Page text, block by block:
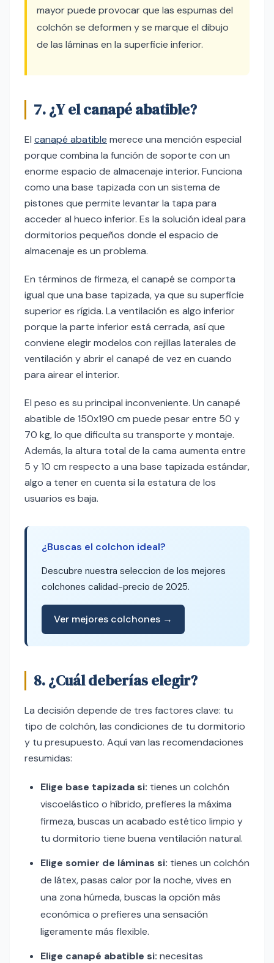
mayor puede provocar que las espumas del
colchón se deformen y se marque el dibujo
de las láminas en la superficie inferior.
7. ¿Y el canapé abatible?
El canapé abatible merece una mención especial
porque combina la función de soporte con un
enorme espacio de almacenaje interior. Funciona
como una base tapizada con un sistema de
pistones que permite levantar la tapa para
acceder al hueco inferior. Es la solución ideal para
dormitorios pequeños donde el espacio de
almacenaje es un problema.
En términos de firmeza, el canapé se comporta
igual que una base tapizada, ya que su superficie
superior es rígida. La ventilación es algo inferior
porque la parte inferior está cerrada, así que
conviene elegir modelos con rejillas laterales de
ventilación y abrir el canapé de vez en cuando
para airear el interior.
El peso es su principal inconveniente. Un canapé
abatible de 150x190 cm puede pesar entre 50 y
70 kg, lo que dificulta su transporte y montaje.
Además, la altura total de la cama aumenta entre
5 y 10 cm respecto a una base tapizada estándar,
algo a tener en cuenta si la estatura de los
usuarios es baja.
¿Buscas el colchon ideal?
Descubre nuestra seleccion de los mejores
colchones calidad-precio de 2025.
Ver mejores colchones →
8. ¿Cuál deberías elegir?
La decisión depende de tres factores clave: tu
tipo de colchón, las condiciones de tu dormitorio
y tu presupuesto. Aquí van las recomendaciones
resumidas:
Elige base tapizada si: tienes un colchón
viscoelástico o híbrido, prefieres la máxima
firmeza, buscas un acabado estético limpio y
tu dormitorio tiene buena ventilación natural.
Elige somier de láminas si: tienes un colchón
de látex, pasas calor por la noche, vives en
una zona húmeda, buscas la opción más
económica o prefieres una sensación
ligeramente más flexible.
Elige canapé abatible si: necesitas